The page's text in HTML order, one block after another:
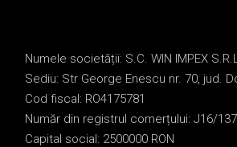
Numele societății: S.C. WIN IMPEX
Sediu: Str George Enescu nr. 70, jud.
Cod fiscal: RO4175781
Număr din registrul comerțului: J16/
Capital social: 2500000 RON